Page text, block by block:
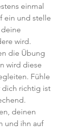
einmal
ein und stelle
deine
wird.
die Übung
wird diese
Fühle
dich richtig ist
deinen
und ihn auf